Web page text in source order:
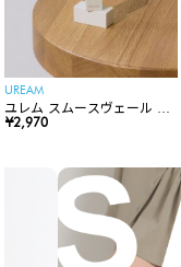
UREAM
ユレム スムースヴェール リ
ップスティック
¥2,970